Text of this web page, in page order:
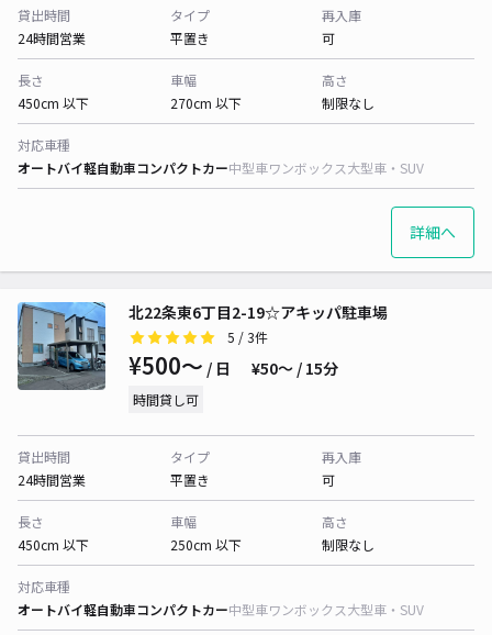
貸出時間
24時間営業
タイプ
平置き
再入庫
可
長さ
450cm 以下
車幅
270cm 以下
高さ
制限なし
対応車種
オートバイ軽自動車コンパクトカー中型車ワンボックス大型車・SUV
詳細へ
北22条東6丁目2-19☆アキッパ駐車場
5 / 3件
¥500〜 / 日 ¥50〜 / 15分
時間貸し可
貸出時間
24時間営業
タイプ
平置き
再入庫
可
長さ
450cm 以下
車幅
250cm 以下
高さ
制限なし
対応車種
オートバイ軽自動車コンパクトカー中型車ワンボックス大型車・SUV